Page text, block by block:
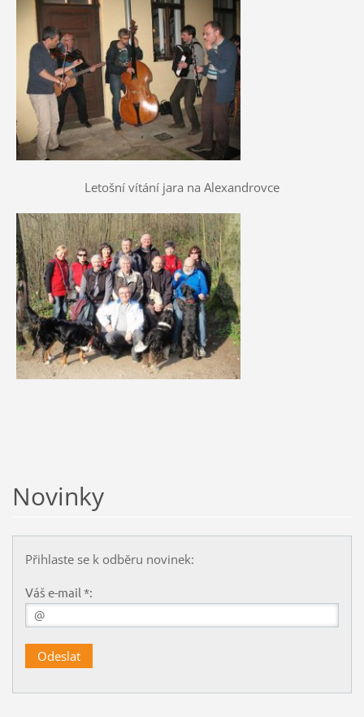
Letošní vítání jara na Alexandrovce
Novinky
Přihlaste se k odběru novinek:
Váš e-mail *: